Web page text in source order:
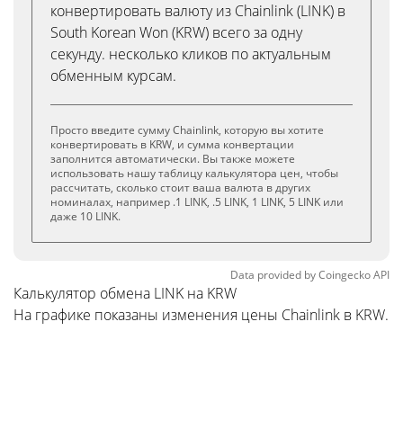
конвертировать валюту из Chainlink (LINK) в
South Korean Won (KRW) всего за одну
секунду. несколько кликов по актуальным
обменным курсам.
Просто введите сумму Chainlink, которую вы хотите
конвертировать в KRW, и сумма конвертации
заполнится автоматически. Вы также можете
использовать нашу таблицу калькулятора цен, чтобы
рассчитать, сколько стоит ваша валюта в других
номиналах, например .1 LINK, .5 LINK, 1 LINK, 5 LINK или
даже 10 LINK.
Data provided byCoingeckoAPI
Калькулятор обмена LINK на KRW
На графике показаны изменения цены Chainlink в KRW.